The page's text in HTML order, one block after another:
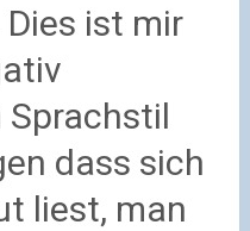
ist mir
Sprachstil
dass sich
liest, man